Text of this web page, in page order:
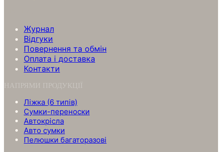
Журнал
Відгуки
Повернення та обмін
Оплата і доставка
Контакти
НАПРЯМИ ПРОДУКЦІЇ
Ліжка (6 типів)
Сумки-переноски
Автокрісла
Авто сумки
Пелюшки багаторазові